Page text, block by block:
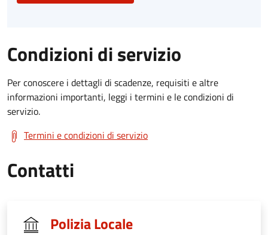
Condizioni di servizio
Per conoscere i dettagli di scadenze, requisiti e altre
informazioni importanti, leggi i termini e le condizioni di
servizio.
Termini e condizioni di servizio
Contatti
Polizia Locale